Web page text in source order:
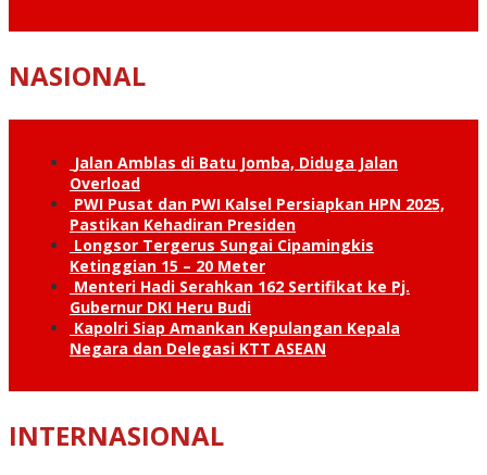
NASIONAL
Jalan Amblas di Batu Jomba, Diduga Jalan
Overload
PWI Pusat dan PWI Kalsel Persiapkan HPN 2025,
Pastikan Kehadiran Presiden
Longsor Tergerus Sungai Cipamingkis
Ketinggian 15 – 20 Meter
Menteri Hadi Serahkan 162 Sertifikat ke Pj.
Gubernur DKI Heru Budi
Kapolri Siap Amankan Kepulangan Kepala
Negara dan Delegasi KTT ASEAN
INTERNASIONAL